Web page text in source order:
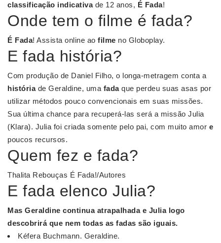
classificação indicativade 12 anos, É Fada!
Onde tem o filme é fada?
É Fada! Assista online ao filme no Globoplay.
E fada história?
Com produção de Daniel Filho, o longa-metragem conta a
históriade Geraldine, uma fadaque perdeu suas asas por
utilizar métodos pouco convencionais em suas missões.
Sua última chance para recuperá-las será a missão Julia
(Klara). Julia foi criada somente pelo pai, com muito amor e
poucos recursos.
Quem fez e fada?
Thalita Rebouças É Fada!/Autores
E fada elenco Julia?
Mas Geraldine continua atrapalhada e Julialogo
descobrirá que nem todas as fadas são iguais.
Kéfera Buchmann. Geraldine.